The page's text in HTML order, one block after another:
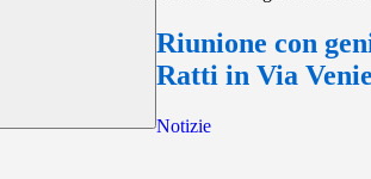
Riunione con
Ratti in Via
Notizie